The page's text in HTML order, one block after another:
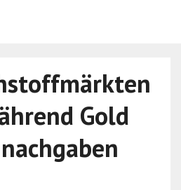
Gold